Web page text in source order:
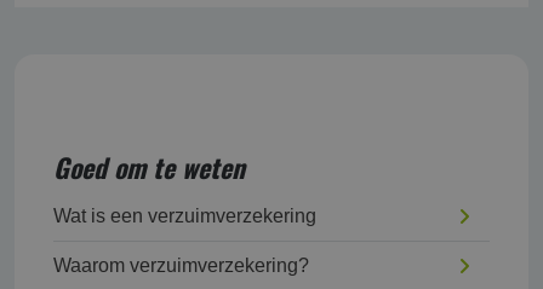
Goed om te weten
Wat is een verzuimverzekering
Waarom verzuimverzekering?